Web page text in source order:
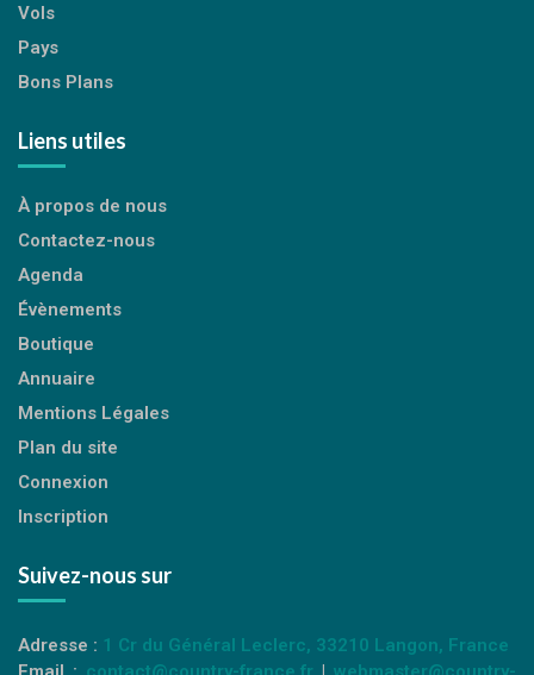
Vols
Pays
Bons Plans
Liens utiles
À propos de nous
Contactez-nous
Agenda
Évènements
Boutique
Annuaire
Mentions Légales
Plan du site
Connexion
Inscription
Suivez-nous sur
Adresse : 1 Cr du Général Leclerc, 33210 Langon, France